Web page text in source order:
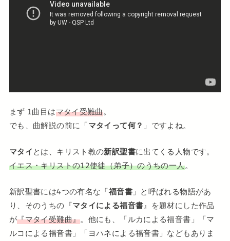
まず 1曲目はマタイ受難曲。
でも、曲解説の前に「マタイって何？ 」ですよね。
マタイとは、キリスト教の新訳聖書に出てくる人物です。
イエス・キリストの12使徒（弟子）のうちの一人。
新訳聖書には4つの有名な「福音書」と呼ばれる物語があ
り、そのうちの『マタイによる福音書』を題材にした作品
が『マタイ受難曲』。他にも、「ルカによる福音書」「マ
ルコによる福音書」「ヨハネによる福音書」などもありま